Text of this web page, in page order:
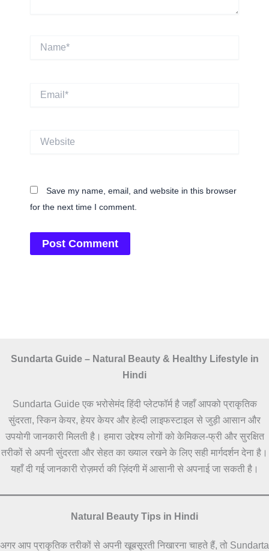
Website
Save my name, email, and website in this browser
for the next time I comment.
Sundarta Guide – Natural Beauty & Healthy Lifestyle in
Hindi
Sundarta Guide एक भरोसेमंद हिंदी प्लेटफॉर्म है जहाँ आपको प्राकृतिक
सुंदरता, स्किन केयर, हेयर केयर और हेल्दी लाइफस्टाइल से जुड़ी आसान और
उपयोगी जानकारी मिलती है। हमारा उद्देश्य लोगों को केमिकल-फ्री और सुरक्षित
तरीकों से अपनी सुंदरता और सेहत का ख्याल रखने के लिए सही मार्गदर्शन देना है।
यहाँ दी गई जानकारी रोज़मर्रा की ज़िंदगी में आसानी से अपनाई जा सकती है।
Natural Beauty Tips in Hindi
अगर आप प्राकृतिक तरीकों से अपनी खूबसूरती निखारना चाहते हैं, तो Sundarta